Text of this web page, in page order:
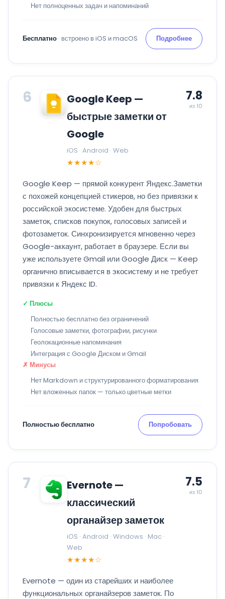
Нет полноценных задач и напоминаний
Бесплатно · встроено в iOS и macOS Подробнее
6
Google Keep —
быстрые заметки от
Google
iOS · Android · Web
★★★★☆
7.8
из 10
Google Keep — прямой конкурент Яндекс.Заметки
с похожей концепцией стикеров, но без привязки к
российской экосистеме. Удобен для быстрых
заметок, списков покупок, голосовых записей и
фотозаметок. Синхронизируется мгновенно через
Google-аккаунт, работает в браузере. Если вы
уже используете Gmail или Google Диск — Keep
органично вписывается в экосистему и не требует
привязки к Яндекс ID.
✓ Плюсы
Полностью бесплатно без ограничений
Голосовые заметки, фотографии, рисунки
Геолокационные напоминания
Интеграция с Google Диском и Gmail
✗ Минусы
Нет Markdown и структурированного форматирования
Нет вложенных папок — только цветные метки
Полностью бесплатно Попробовать
7
Evernote —
классический
органайзер заметок
iOS · Android · Windows · Mac ·
Web
★★★★☆
7.5
из 10
Evernote — один из старейших и наиболее
функциональных органайзеров заметок. По